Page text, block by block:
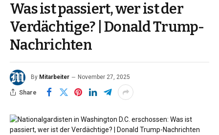
Was ist passiert, wer ist der
Verdächtige? | Donald Trump-
Nachrichten
By Mitarbeiter November 27, 2025
Share